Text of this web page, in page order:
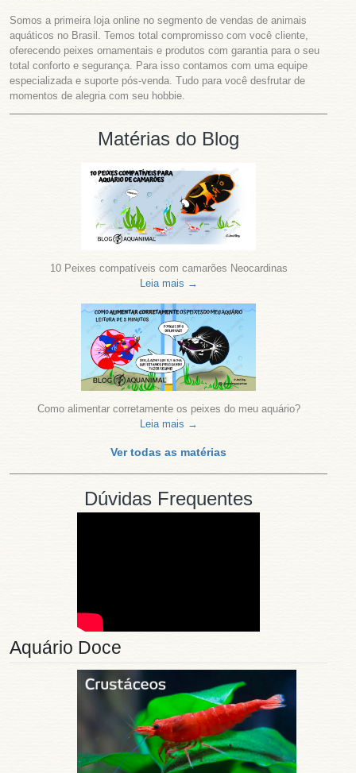
Somos a primeira loja online no segmento de vendas de animais
aquáticos no Brasil. Temos total compromisso com você cliente,
oferecendo peixes ornamentais e produtos com garantia para o seu
total conforto e segurança. Para isso contamos com uma equipe
especializada e suporte pós-venda. Tudo para você desfrutar de
momentos de alegria com seu hobbie.
Matérias do Blog
10 Peixes compatíveis com camarões Neocardinas
Leia mais →
Como alimentar corretamente os peixes do meu aquário?
Leia mais →
Ver todas as matérias
Dúvidas Frequentes
Aquário Doce